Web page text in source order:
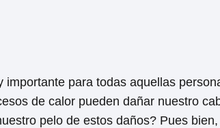
importante para todas aquellas
de calor pueden dañar nuestro
pelo de estos daños? Pues